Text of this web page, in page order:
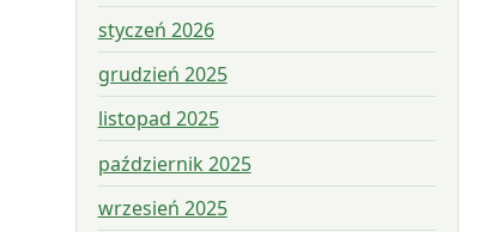
styczeń 2026
grudzień 2025
listopad 2025
październik 2025
wrzesień 2025